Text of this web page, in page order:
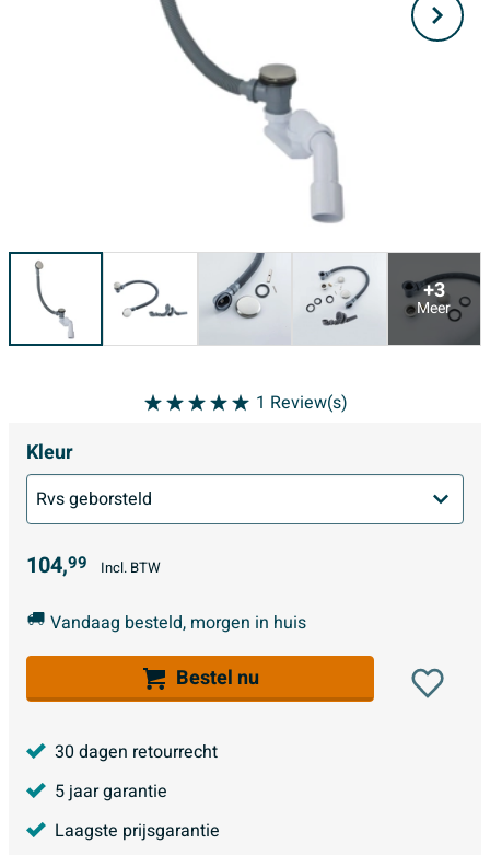
+3
Meer
1 Review(s)
Kleur
104,99 Incl. BTW
Vandaag besteld, morgen in huis
Bestel nu
30 dagen retourrecht
5 jaar garantie
Laagste prijsgarantie